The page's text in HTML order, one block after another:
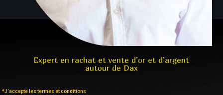
Expert en rachat et vente d’or et d’argent
autour de Dax
*J’accepte les termes et conditions